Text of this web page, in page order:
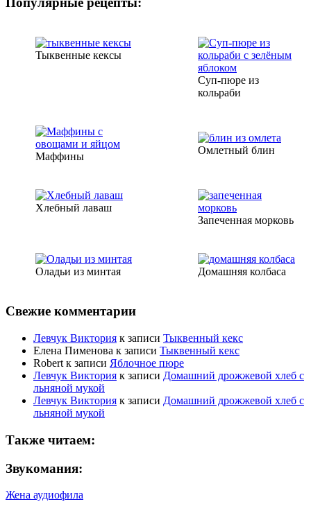
Тыквенные кексы
Суп-пюре из
кольраби
Маффины
Омлетный блин
Хлебный лаваш
Запеченная морковь
Оладьи из минтая Домашняя колбаса
Свежие комментарии
Левчук Виктория к записи Тыквенный кекс
Елена Пименова к записи Тыквенный кекс
Robert к записи Яблочное пюре
Левчук Виктория к записи Домашний дрожжевой хлеб с
льняной мукой
Левчук Виктория к записи Домашний дрожжевой хлеб с
льняной мукой
Также читаем:
Звукомания:
Жена аудиофила